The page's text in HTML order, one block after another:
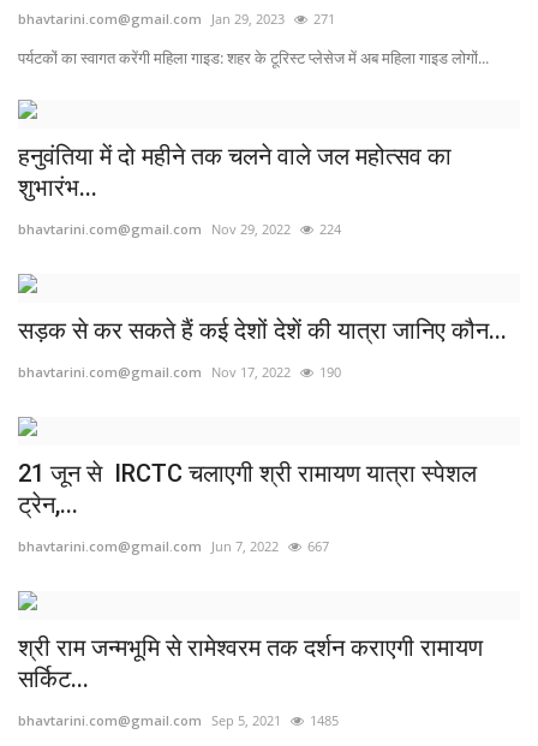
राशिफल
संपर्क
bhavtarini.com@gmail.com Jan 29, 2023 271
पर्यटकों का स्वागत करेंगी महिला गाइड: शहर के टूरिस्ट प्लेसेज में अब महिला गाइड लोगों...
हनुवंतिया में दो महीने तक चलने वाले जल महोत्सव का
शुभारंभ...
bhavtarini.com@gmail.com Nov 29, 2022 224
सड़क से कर सकते हैं कई देशों देशें की यात्रा जानिए कौन...
bhavtarini.com@gmail.com Nov 17, 2022 190
21 जून से IRCTC चलाएगी श्री रामायण यात्रा स्पेशल
ट्रेन,...
bhavtarini.com@gmail.com Jun 7, 2022 667
श्री राम जन्मभूमि से रामेश्वरम तक दर्शन कराएगी रामायण
सर्किट...
bhavtarini.com@gmail.com Sep 5, 2021 1485